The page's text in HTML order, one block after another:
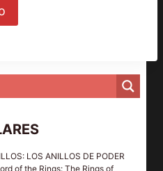
LOS ANILLOS DE PODER
of the Rings: The Rings of